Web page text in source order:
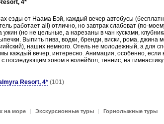
4*
езды от Наама Бэй, каждый вечер автобусы
работает all) отлично, но завтрак слабоват (по-
(но не цельные, а нарезаны в чан кусками,
Выпить пива, водки, бренди, виски, рома, джина
наших немного. Отель не молодежный, а для
каждый вечер, интересно. Анимация, особенно, если
последующим зовом в волейбол, теннис, на
Resort, 4* (101)
на море | Экскурсионные туры | Горнолыжные туры